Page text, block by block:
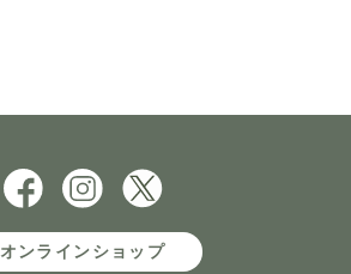
オンラインショップ